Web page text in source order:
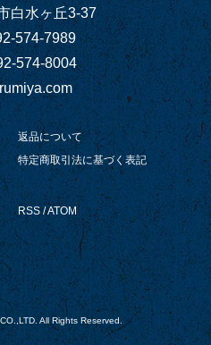
白水ヶ丘3-37
574-7989
574-8004
返品について
特定商取引法に基づく表記
RSS /ATOM
All Rights Reserved.